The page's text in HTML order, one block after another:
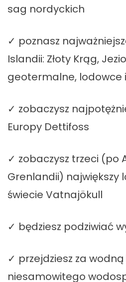
sag nordyckich
✓ poznasz
Islandii: Złoty Krąg,
geotermalne, lodowce
✓ zobaczysz
Europy Dettifoss
✓ zobaczysz trzeci (po
Grenlandii) największy
świecie Vatnajökull
✓ będziesz podziwiać
✓ przejdziesz za
niesamowitego